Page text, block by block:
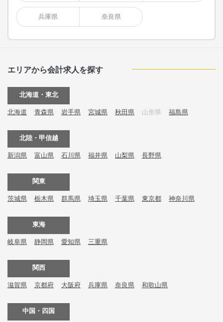
兵庫県 奈良県
エリアから会計求人を探す
北海道・東北
北海道 青森県 岩手県 宮城県 秋田県 山形県 福島県
北陸・甲信越
新潟県 富山県 石川県 福井県 山梨県 長野県
関東
茨城県 栃木県 群馬県 埼玉県 千葉県 東京都 神奈川県
東海
岐阜県 静岡県 愛知県 三重県
関西
滋賀県 京都府 大阪府 兵庫県 奈良県 和歌山県
中国・四国